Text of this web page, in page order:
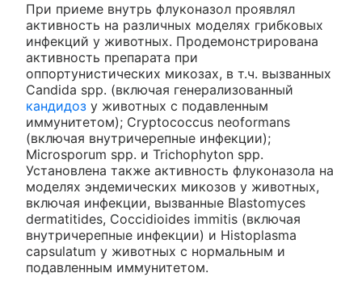
При приеме внутрь флуконазол проявлял
активность на различных моделях грибковых
инфекций у животных. Продемонстрирована
активность препарата при
оппортунистических микозах, в т.ч. вызванных
Candida spp. (включая генерализованный
кандидоз у животных с подавленным
иммунитетом); Cryptococcus neoformans
(включая внутричерепные инфекции);
Microsporum spp. и Trichophyton spp.
Установлена также активность флуконазола на
моделях эндемических микозов у животных,
включая инфекции, вызванные Blastomyces
dermatitides, Coccidioides immitis (включая
внутричерепные инфекции) и Histoplasma
capsulatum у животных с нормальным и
подавленным иммунитетом.